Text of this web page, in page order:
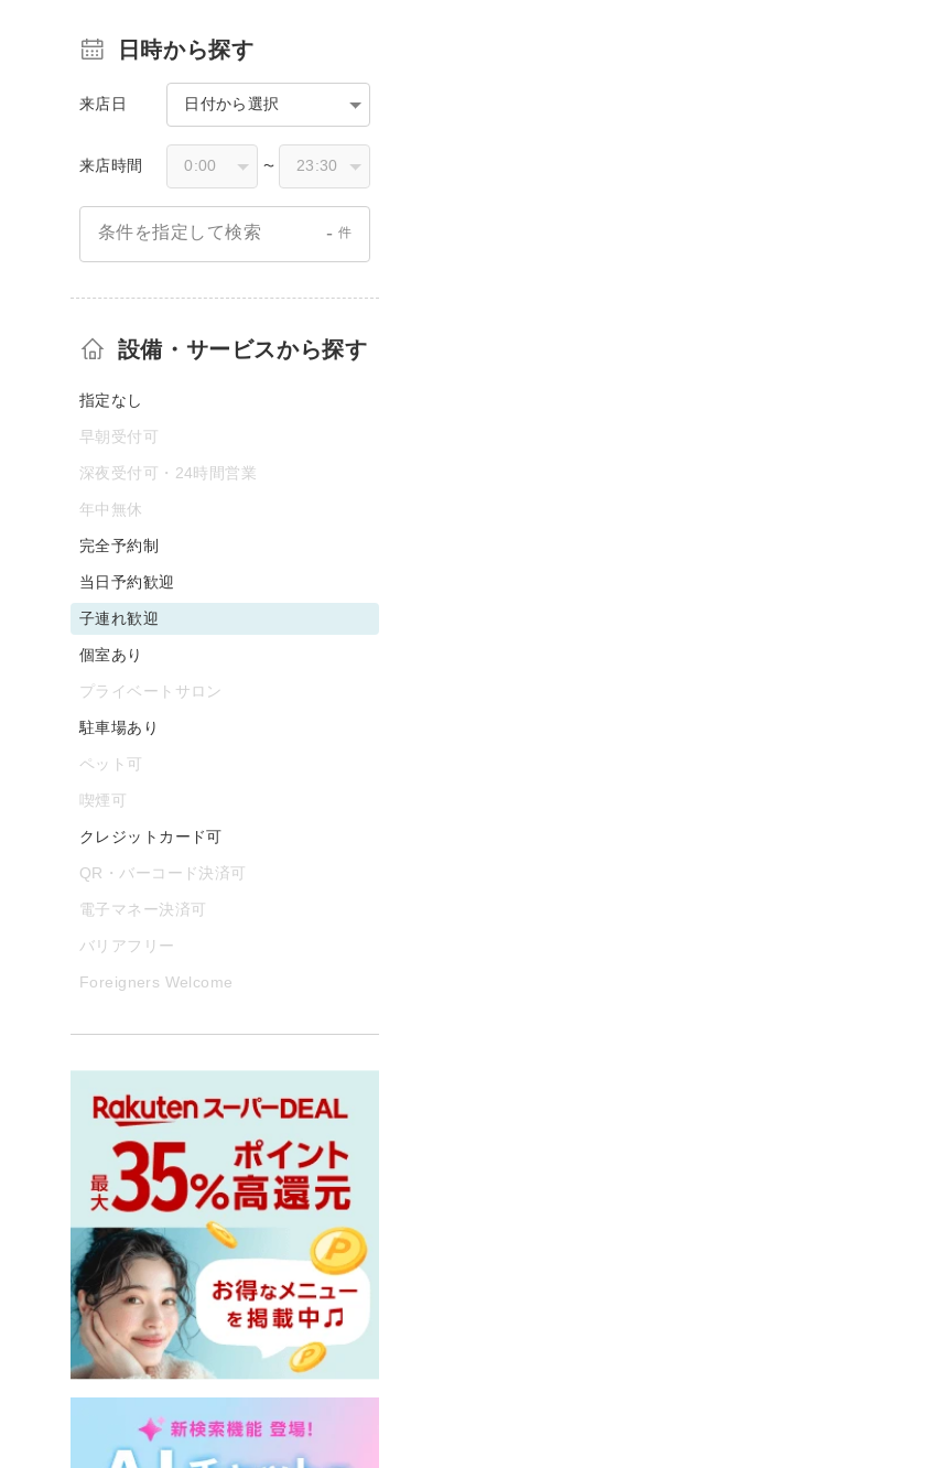
日時から探す
来店日 日付から選択
来店時間 〜
条件を指定して検索 - 件
設備・サービスから探す
指定なし
早朝受付可
深夜受付可・24時間営業
年中無休
完全予約制
当日予約歓迎
子連れ歓迎
個室あり
プライベートサロン
駐車場あり
ペット可
喫煙可
クレジットカード可
QR・バーコード決済可
電子マネー決済可
バリアフリー
Foreigners Welcome